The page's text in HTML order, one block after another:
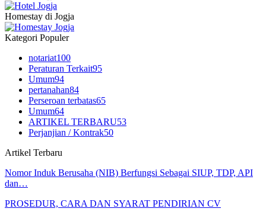
Homestay di Jogja
Kategori Populer
notariat100
Peraturan Terkait95
Umum94
pertanahan84
Perseroan terbatas65
Umum64
ARTIKEL TERBARU53
Perjanjian / Kontrak50
Artikel Terbaru
Nomor Induk Berusaha (NIB) Berfungsi Sebagai SIUP, TDP, API
dan…
PROSEDUR, CARA DAN SYARAT PENDIRIAN CV